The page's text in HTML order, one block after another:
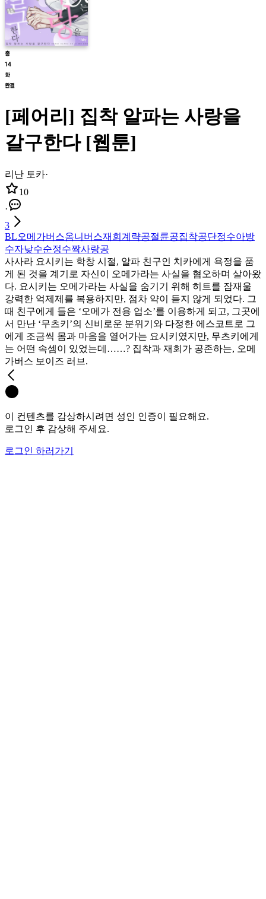
[페어리] 집착 알파는 사랑을
갈구한다 [웹툰]
리난 토카·
10
·
3
BL오메가버스옴니버스재회 계략공절륜공집착공단정수아방
수자낮수순정수짝사랑공
사사라 요시키는 학창 시절, 알파 친구인 치카에게 욕정을 품
게 된 것을 계기로 자신이 오메가라는 사실을 혐오하며 살아왔
다. 요시키는 오메가라는 사실을 숨기기 위해 히트를 잠재울
강력한 억제제를 복용하지만, 점차 약이 듣지 않게 되었다. 그
때 친구에게 들은 ‘오메가 전용 업소’를 이용하게 되고, 그곳에
서 만난 ‘무츠키’의 신비로운 분위기와 다정한 에스코트로 그
에게 조금씩 몸과 마음을 열어가는 요시키였지만, 무츠키에게
는 어떤 속셈이 있었는데……? 집착과 재회가 공존하는, 오메
가버스 보이즈 러브.
이 컨텐츠를 감상하시려면 성인 인증이 필요해요.
로그인 후 감상해 주세요.
로그인 하러가기